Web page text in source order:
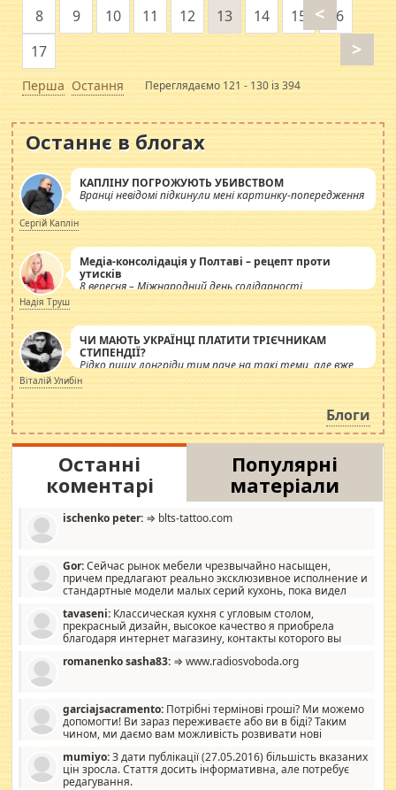
Перша
<
8 9 10 11 12 13 14 15
16
17
>
Остання Переглядаємо 121 - 130 із 394
Останнє в блогах
КАПЛІНУ ПОГРОЖУЮТЬ УБИВСТВОМ
Вранці невідомі підкинули мені картинку-попередження
Сергій Каплін
Медіа-консолідація у Полтаві – рецепт проти
утисків
8 вересня – Міжнародний день солідарності
журналістів.
Надія Труш
ЧИ МАЮТЬ УКРАЇНЦІ ПЛАТИТИ ТРІЄЧНИКАМ
СТИПЕНДІЇ?
Рідко пишу лонгріди тим паче на такі теми, але вже
просто дістало! Обурюють сьогоднішні інсенуації
навколо стипендіального питання. Штучно
роздувається ще одна соціальна катастрофа.
Віталій Улибін
Блоги
Останні
коментарі
Популярні
матеріали
ischenko peter: ⇒ blts-tattoo.com
Gor:Сейчас рынок мебели чрезвычайно насыщен,
причем предлагают реально эксклюзивное исполнение и
стандартные модели малых серий кухонь, пока видел
стандартные формы, в MebelOk, креативненько и что главное -
со вкусом все в порядке, без ненужных наворотов удорожающих
мебель, а это не последний фактор.
tavaseni: Классическая кухня с угловым столом,
прекрасный дизайн, высокое качество я приобрела
благодаря интернет магазину, контакты которого вы
romanenko sasha83: ⇒ www.radiosvoboda.org
garciajsacramento: Потрібні термінові гроші? Ми можемо
допомогти! Ви зараз переживаєте або ви в біді? Таким
чином, ми даємо вам можливість розвивати нові
допомагати людям, які намагаються дати їм шанс. Кожен
заслуговує на другий шанс, і, оскільки влада не зможе, вони
повинні приймати від інших. Для нас нема багато суми, і зрілість
mumiyo:З дати публікації (27.05.2016) більшість вказаних
цін зросла. Стаття досить інформативна, але потребує
редагування.